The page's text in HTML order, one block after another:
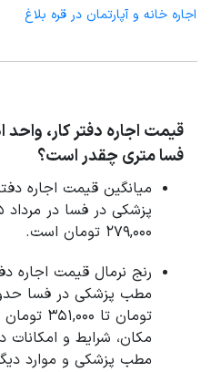
اجاره خانه و آپارتمان در قره بلاغ
قیمت اجاره دفتر کار،
فسا متری چقدر است؟
میانگین قیمت اجاره
279,000 تومان است.
رنج نرمال قیمت اجاره
تومان تا
مکان، شرایط و امکانات
مطب پزشکی و موارد